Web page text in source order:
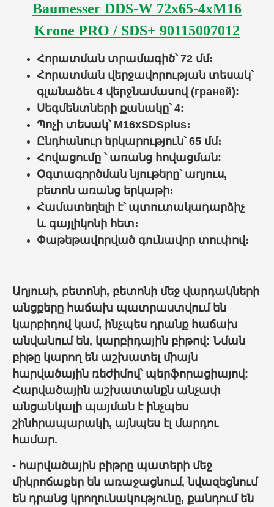
Baumesser DDS-W 72x65-4xM16
Krone PRO / SDS+ 90115007012
Հորատման տրամագիծ՝ 72 մմ։
Հորատման վերջավորության տեսակ՝
գլանաձեւ 4 վերջնամասով (граней):
Սեգմենտների քանակը՝ 4:
Պոչի տեսակ՝ M16xSDSplus։
Ընդհանուր երկարություն՝ 65 մմ։
Հովացումը ՝ առանց հովացման:
Օգտագործման նյութերը՝ աղյուս,
բետոն առանց երկաթի։
Համատեղելի է՝ պտուտակադարձիչ
և գայլիկոն ի հետ։
Փաթեթավորված գունավոր տուփով։
Աղյուսի, բետոնի, բետոնի մեջ վարդակների
անցքերը հաճախ պատրաստվում են
կարբիդով կամ, ինչպես դրանք հաճախ
անվանում են, կարբիդային բիթով: Նման
բիթը կարող են աշխատել միայն
հարվածային ռեժիմով՝ պերֆորացիայով:
Հարվածային աշխատանքն անչափ
անցանկալի պայման է ինչպես
շինհրապարակի, այնպես էլ մարդու
համար.
- հարվածային բիթրը պատերի մեջ
միկրոճաքեր են առաջացնում, նվազեցնում
են դրանց կրողունակությունը, քանդում են